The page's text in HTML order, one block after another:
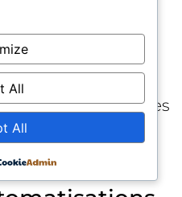
un chatbot
une page pilier
orientés problèmes
une campagne
All
All